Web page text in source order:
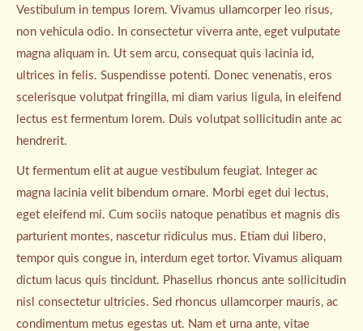
Vestibulum in tempus lorem. Vivamus ullamcorper leo risus,
non vehicula odio. In consectetur viverra ante, eget vulputate
magna aliquam in. Ut sem arcu, consequat quis lacinia id,
ultrices in felis. Suspendisse potenti. Donec venenatis, eros
scelerisque volutpat fringilla, mi diam varius ligula, in eleifend
lectus est fermentum lorem. Duis volutpat sollicitudin ante ac
hendrerit.
Ut fermentum elit at augue vestibulum feugiat. Integer ac
magna lacinia velit bibendum ornare. Morbi eget dui lectus,
eget eleifend mi. Cum sociis natoque penatibus et magnis dis
parturient montes, nascetur ridiculus mus. Etiam dui libero,
tempor quis congue in, interdum eget tortor. Vivamus aliquam
dictum lacus quis tincidunt. Phasellus rhoncus ante sollicitudin
nisl consectetur ultricies. Sed rhoncus ullamcorper mauris, ac
condimentum metus egestas ut. Nam et urna ante, vitae